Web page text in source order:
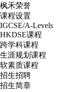
枫禾荣誉
课程设置
IGCSE/A-Levels
HKDSE课程
跨学科课程
生涯规划课程
软素质课程
招生招聘
招生简章